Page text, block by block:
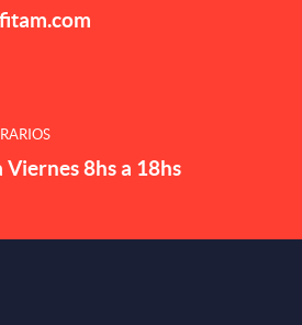
Viernes 8hs a 18hs